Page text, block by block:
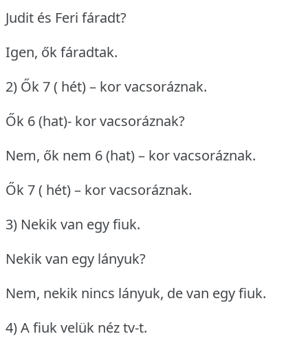
Judit és Feri fáradt?
Igen, ők fáradtak.
2) Ők 7 ( hét) – kor vacsoráznak.
Ők 6 (hat)- kor vacsoráznak?
Nem, ők nem 6 (hat) – kor vacsoráznak.
Ők 7 ( hét) – kor vacsoráznak.
3) Nekik van egy fiuk.
Nekik van egy lányuk?
Nem, nekik nincs lányuk, de van egy fiuk.
4) A fiuk velük néz tv-t.